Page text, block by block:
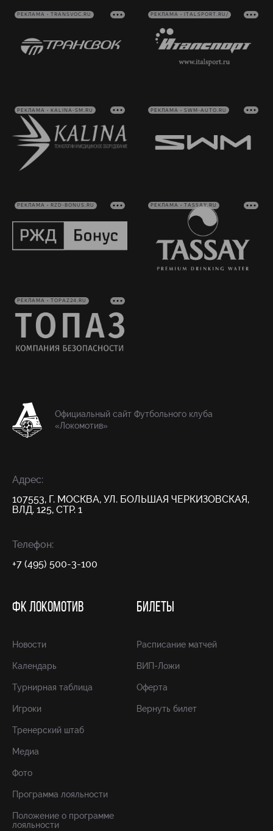
РЕКЛАМА • TRANSVOC.RU РЕКЛАМА • ITALSPORT.RU/
РЕКЛАМА • KALINA-SM.RU РЕКЛАМА • SWM-AUTO.RU
РЕКЛАМА • RZD-BONUS.RU РЕКЛАМА • TASSAY.RU
РЕКЛАМА • TOPAZ24.RU
Официальный сайт Футбольного клуба
«Локомотив»
Адрес:
107553, Г. МОСКВА, УЛ. БОЛЬШАЯ ЧЕРКИЗОВСКАЯ,
ВЛД. 125, СТР. 1
Телефон:
+7 (495) 500-3-100
ФК ЛОКОМОТИВ
Новости
Календарь
Турнирная таблица
Игроки
Тренерский штаб
Медиа
Фото
Программа лояльности
Положение о программе
лояльности
БИЛЕТЫ
Расписание матчей
ВИП-Ложи
Оферта
Вернуть билет